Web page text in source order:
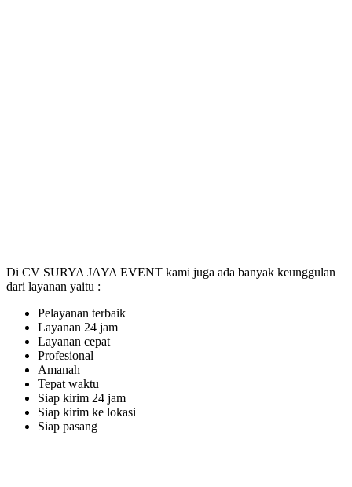
Di CV SURYA JAYA EVENT kami juga ada banyak keunggulan
dari layanan yaitu :
Pelayanan terbaik
Layanan 24 jam
Layanan cepat
Profesional
Amanah
Tepat waktu
Siap kirim 24 jam
Siap kirim ke lokasi
Siap pasang